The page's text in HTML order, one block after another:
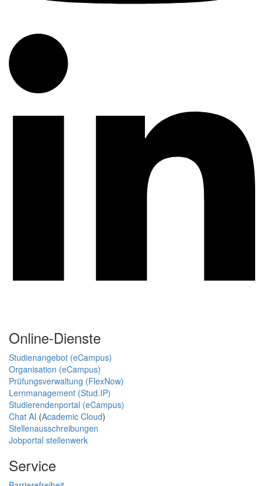
Online-Dienste
Studienangebot (eCampus)
Organisation (eCampus)
Prüfungsverwaltung (FlexNow)
Lernmanagement (Stud.IP)
Studierendenportal (eCampus)
Chat AI (Academic Cloud)
Stellenausschreibungen
Jobportal stellenwerk
Service